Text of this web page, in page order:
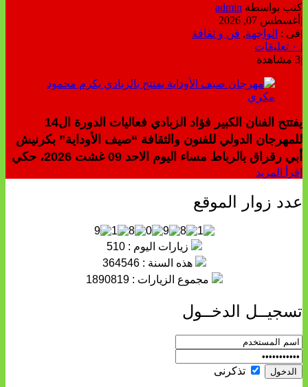
كتب بواسطة admin
| أغسطس 07, 2026
|فى : الواجهة, فن و ثقافة
|
|3 مشاهدة
يفتتح الفنان الكبير فؤاد الزبادي فعاليات الدورة ال14
للمهرجان الدولي للفنون والثقافة “صيف الأوداية” بكرنيش
أبي رقراق بالرباط مساء اليوم الاحد 09 غشت 2026، حكي
إقرأ المزيد
عدد زوار الموقع
زيارات اليوم : 510
هذه السنة : 364546
مجموع الزيارات : 1890819
تسجيــل الدخــول
تذكرنى